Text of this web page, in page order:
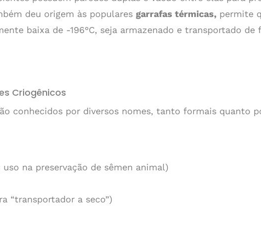
deu origem às populares garrafas térmicas, permite
baixa de -196°C, seja armazenado e transportado
Criogênicos
conhecidos por diversos nomes, tanto formais quanto
na preservação de sêmen animal)
“transportador a seco”)